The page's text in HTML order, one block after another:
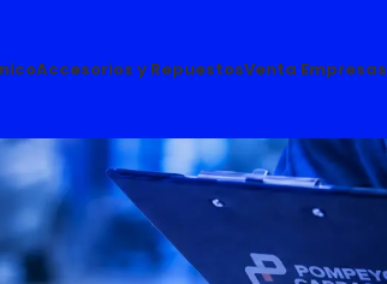
Accesorios y RepuestosVenta Empresas